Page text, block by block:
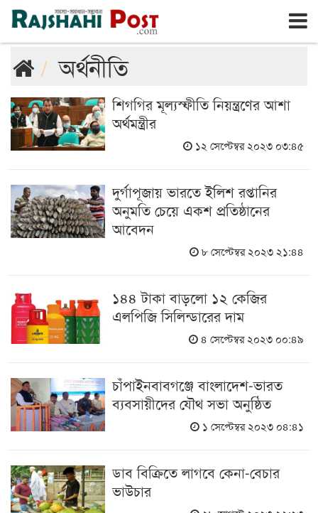
রাজশাহী বৃহঃস্পতিবার, ৬ই আগস্ট ২০২৬, ২৩শে শ্রাবণ ১৪৩৩
অর্থনীতি
শিগগির মূল্যস্ফীতি নিয়ন্ত্রণের আশা
অর্থমন্ত্রীর
১২ সেপ্টেম্বর ২০২৩ ০৩:৪৫
দুর্গাপূজায় ভারতে ইলিশ রপ্তানির
অনুমতি চেয়ে একশ প্রতিষ্ঠানের
আবেদন
৮ সেপ্টেম্বর ২০২৩ ২১:৪৪
১৪৪ টাকা বাড়লো ১২ কেজির
এলপিজি সিলিন্ডারের দাম
৪ সেপ্টেম্বর ২০২৩ ০০:৪৯
চাঁপাইনবাবগঞ্জে বাংলাদেশ-ভারত
ব্যবসায়ীদের যৌথ সভা অনুষ্ঠিত
১ সেপ্টেম্বর ২০২৩ ০৪:৪১
ডাব বিক্রিতে লাগবে কেনা-বেচার
ভাউচার